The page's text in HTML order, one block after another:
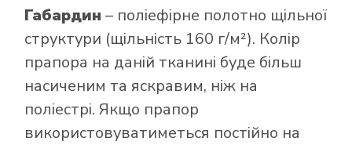
Габардин – поліефірне полотно щільної
структури (щільність 160 г/м²). Колір
прапора на даній тканині буде більш
насиченим та яскравим, ніж на
поліестрі. Якщо прапор
використовуватиметься постійно на